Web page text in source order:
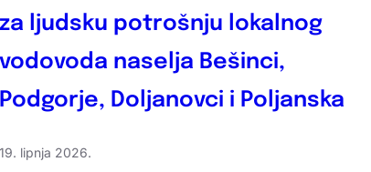
za ljudsku potrošnju lokalnog
vodovoda naselja Bešinci,
Podgorje, Doljanovci i Poljanska
19. lipnja 2026.